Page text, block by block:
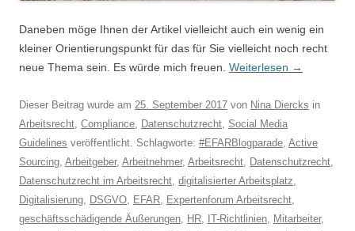
Daneben möge Ihnen der Artikel vielleicht auch ein wenig ein
kleiner Orientierungspunkt für das für Sie vielleicht noch recht
neue Thema sein. Es würde mich freuen. Weiterlesen →
Dieser Beitrag wurde am 25. September 2017 von Nina Diercks in
Arbeitsrecht, Compliance, Datenschutzrecht, Social Media
Guidelines veröffentlicht. Schlagworte: #EFARBlogparade, Active
Sourcing, Arbeitgeber, Arbeitnehmer, Arbeitsrecht, Datenschutzrecht,
Datenschutzrecht im Arbeitsrecht, digitalisierter Arbeitsplatz,
Digitalisierung, DSGVO, EFAR, Expertenforum Arbeitsrecht,
geschäftsschädigende Äußerungen, HR, IT-Richtlinien, Mitarbeiter,